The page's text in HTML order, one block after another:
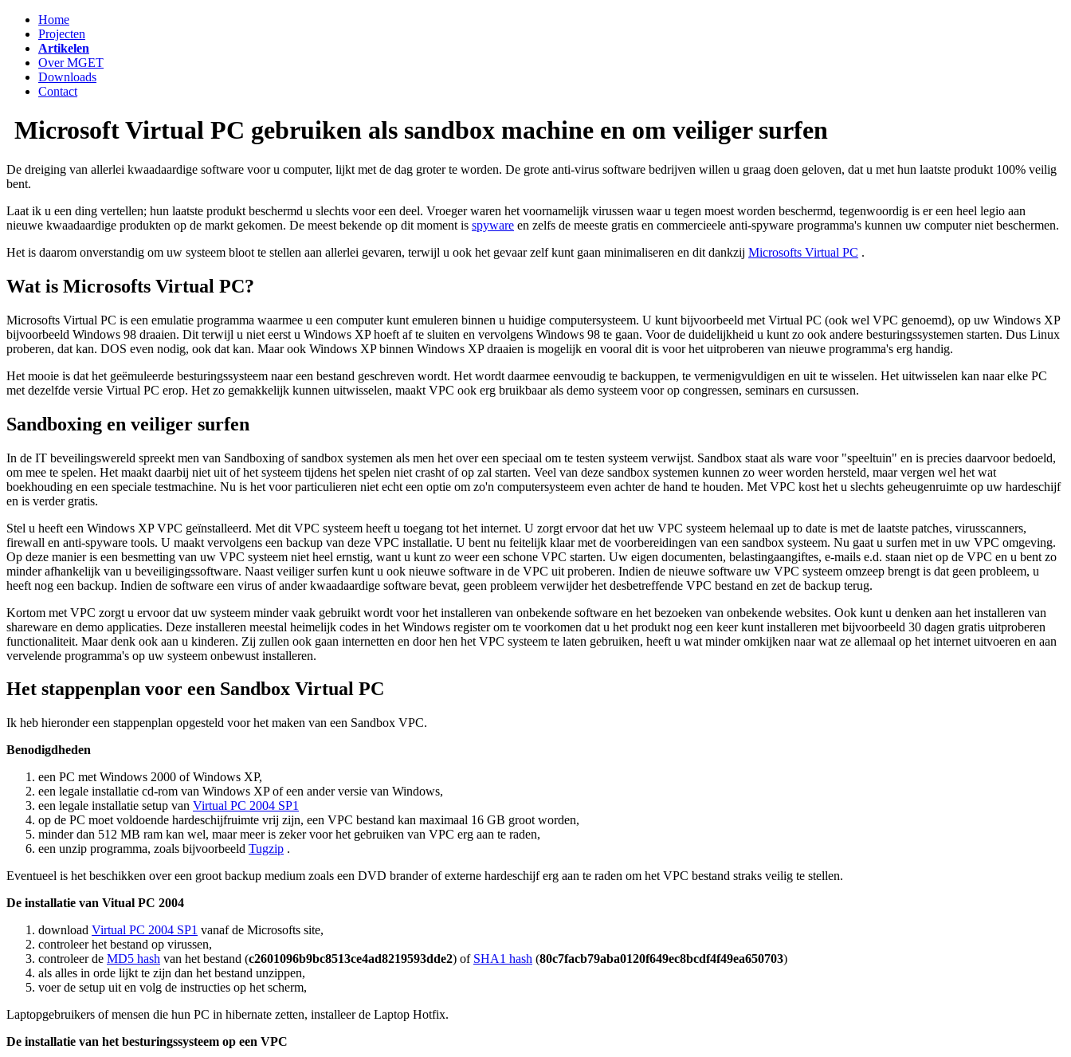
Home
Projecten
Artikelen
Over MGET
Downloads
Contact
Microsoft Virtual PC gebruiken als sandbox machine en om veiliger surfen
De dreiging van allerlei kwaadaardige software voor u computer, lijkt met de dag groter te worden. De grote anti-virus software bedrijven willen u graag doen geloven, dat u met hun laatste produkt 100% veilig
bent.
Laat ik u een ding vertellen; hun laatste produkt beschermd u slechts voor een deel. Vroeger waren het voornamelijk virussen waar u tegen moest worden beschermd, tegenwoordig is er een heel legio aan
nieuwe kwaadaardige produkten op de markt gekomen. De meest bekende op dit moment is spyware en zelfs de meeste gratis en commercieele anti-spyware programma's kunnen uw computer niet beschermen.
Het is daarom onverstandig om uw systeem bloot te stellen aan allerlei gevaren, terwijl u ook het gevaar zelf kunt gaan minimaliseren en dit dankzij Microsofts Virtual PC .
Wat is Microsofts Virtual PC?
Microsofts Virtual PC is een emulatie programma waarmee u een computer kunt emuleren binnen u huidige computersysteem. U kunt bijvoorbeeld met Virtual PC (ook wel VPC genoemd), op uw Windows XP
bijvoorbeeld Windows 98 draaien. Dit terwijl u niet eerst u Windows XP hoeft af te sluiten en vervolgens Windows 98 te gaan. Voor de duidelijkheid u kunt zo ook andere besturingssystemen starten. Dus Linux
proberen, dat kan. DOS even nodig, ook dat kan. Maar ook Windows XP binnen Windows XP draaien is mogelijk en vooral dit is voor het uitproberen van nieuwe programma's erg handig.
Het mooie is dat het geëmuleerde besturingssysteem naar een bestand geschreven wordt. Het wordt daarmee eenvoudig te backuppen, te vermenigvuldigen en uit te wisselen. Het uitwisselen kan naar elke PC
met dezelfde versie Virtual PC erop. Het zo gemakkelijk kunnen uitwisselen, maakt VPC ook erg bruikbaar als demo systeem voor op congressen, seminars en cursussen.
Sandboxing en veiliger surfen
In de IT beveilingswereld spreekt men van Sandboxing of sandbox systemen als men het over een speciaal om te testen systeem verwijst. Sandbox staat als ware voor "speeltuin" en is precies daarvoor bedoeld,
om mee te spelen. Het maakt daarbij niet uit of het systeem tijdens het spelen niet crasht of op zal starten. Veel van deze sandbox systemen kunnen zo weer worden hersteld, maar vergen wel het wat
boekhouding en een speciale testmachine. Nu is het voor particulieren niet echt een optie om zo'n computersysteem even achter de hand te houden. Met VPC kost het u slechts geheugenruimte op uw hardeschijf
en is verder gratis.
Stel u heeft een Windows XP VPC geïnstalleerd. Met dit VPC systeem heeft u toegang tot het internet. U zorgt ervoor dat het uw VPC systeem helemaal up to date is met de laatste patches, virusscanners,
firewall en anti-spyware tools. U maakt vervolgens een backup van deze VPC installatie. U bent nu feitelijk klaar met de voorbereidingen van een sandbox systeem. Nu gaat u surfen met in uw VPC omgeving.
Op deze manier is een besmetting van uw VPC systeem niet heel ernstig, want u kunt zo weer een schone VPC starten. Uw eigen documenten, belastingaangiftes, e-mails e.d. staan niet op de VPC en u bent zo
minder afhankelijk van u beveiligingssoftware. Naast veiliger surfen kunt u ook nieuwe software in de VPC uit proberen. Indien de nieuwe software uw VPC systeem omzeep brengt is dat geen probleem, u
heeft nog een backup. Indien de software een virus of ander kwaadaardige software bevat, geen probleem verwijder het desbetreffende VPC bestand en zet de backup terug.
Kortom met VPC zorgt u ervoor dat uw systeem minder vaak gebruikt wordt voor het installeren van onbekende software en het bezoeken van onbekende websites. Ook kunt u denken aan het installeren van
shareware en demo applicaties. Deze installeren meestal heimelijk codes in het Windows register om te voorkomen dat u het produkt nog een keer kunt installeren met bijvoorbeeld 30 dagen gratis uitproberen
functionaliteit. Maar denk ook aan u kinderen. Zij zullen ook gaan internetten en door hen het VPC systeem te laten gebruiken, heeft u wat minder omkijken naar wat ze allemaal op het internet uitvoeren en aan
vervelende programma's op uw systeem onbewust installeren.
Het stappenplan voor een Sandbox Virtual PC
Ik heb hieronder een stappenplan opgesteld voor het maken van een Sandbox VPC.
Benodigdheden
een PC met Windows 2000 of Windows XP,
een legale installatie cd-rom van Windows XP of een ander versie van Windows,
een legale installatie setup van Virtual PC 2004 SP1
op de PC moet voldoende hardeschijfruimte vrij zijn, een VPC bestand kan maximaal 16 GB groot worden,
minder dan 512 MB ram kan wel, maar meer is zeker voor het gebruiken van VPC erg aan te raden,
een unzip programma, zoals bijvoorbeeld Tugzip .
Eventueel is het beschikken over een groot backup medium zoals een DVD brander of externe hardeschijf erg aan te raden om het VPC bestand straks veilig te stellen.
De installatie van Vitual PC 2004
download Virtual PC 2004 SP1 vanaf de Microsofts site,
controleer het bestand op virussen,
controleer de MD5 hash van het bestand (c2601096b9bc8513ce4ad8219593dde2) of SHA1 hash (80c7facb79aba0120f649ec8bcdf4f49ea650703)
als alles in orde lijkt te zijn dan het bestand unzippen,
voer de setup uit en volg de instructies op het scherm,
Laptopgebruikers of mensen die hun PC in hibernate zetten, installeer de Laptop Hotfix.
De installatie van het besturingssysteem op een VPC